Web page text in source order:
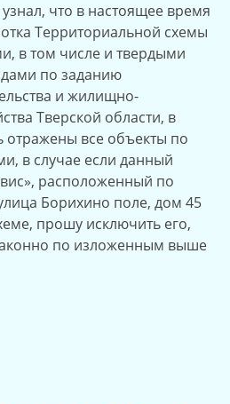
что в настоящее время
Территориальной схемы
в том числе и твердыми
по заданию
и жилищно-
Тверской области, в
все объекты по
в случае если данный
расположенный по
Борихино поле, дом 45
прошу исключить его,
по изложенным выше